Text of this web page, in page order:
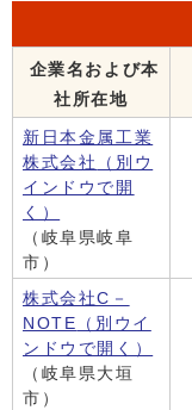
企業名および本
社所在地
新日本金属工業
株式会社
（別ウ
インドウで開
く）
（岐阜県岐阜
市）
株式会社C－
NOTE （別ウイ
ンドウで開く）
（岐阜県大垣
市）